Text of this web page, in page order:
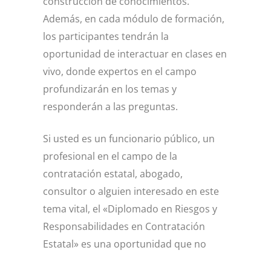
Además, en cada módulo de formación,
los participantes tendrán la
oportunidad de interactuar en clases en
vivo, donde expertos en el campo
profundizarán en los temas y
responderán a las preguntas.
Si usted es un funcionario público, un
profesional en el campo de la
contratación estatal, abogado,
consultor o alguien interesado en este
tema vital, el «Diplomado en Riesgos y
Responsabilidades en Contratación
Estatal» es una oportunidad que no